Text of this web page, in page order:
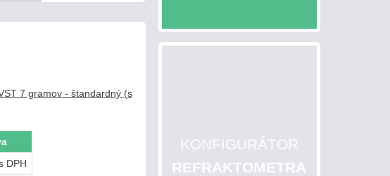
DPH
KONFIGURÁTOR
REFRAKTOMETRA